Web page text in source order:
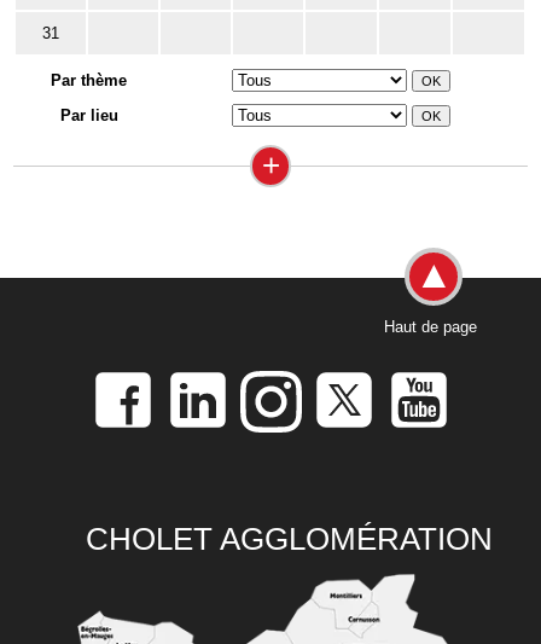
31
Par thème
Par lieu
+
Haut de page
CHOLET AGGLOMÉRATION